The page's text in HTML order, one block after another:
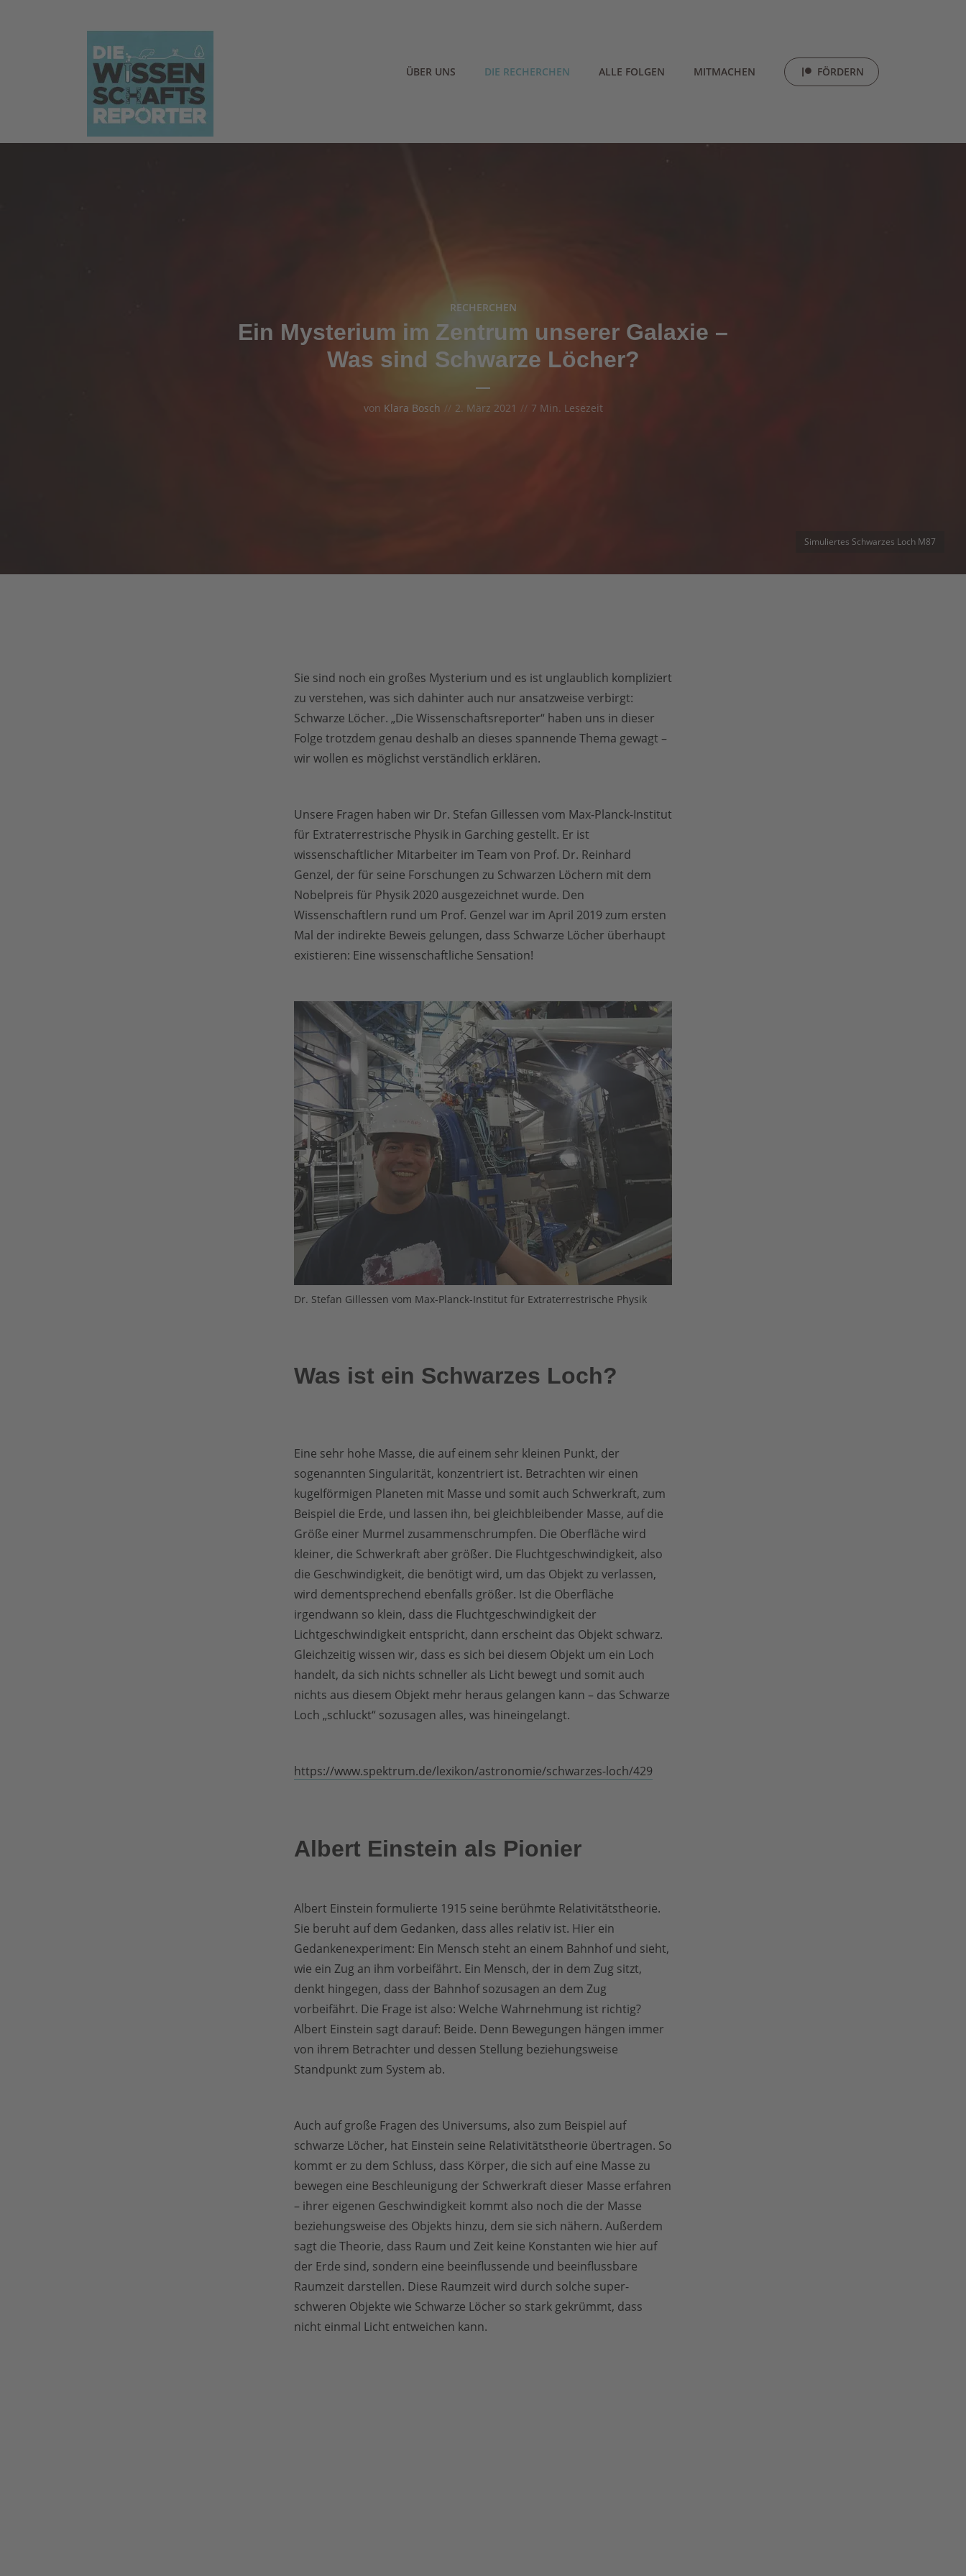
ÜBER UNS DIE RECHERCHEN ALLE FOLGEN MITMACHEN FÖRDERN
RECHERCHEN
Ein Mysterium im Zentrum unserer Galaxie –
Was sind Schwarze Löcher?
von Klara Bosch 2. März 2021 7 Min. Lesezeit
Simuliertes Schwarzes Loch M87
Sie sind noch ein großes Mysterium und es ist unglaublich kompliziert
zu verstehen, was sich dahinter auch nur ansatzweise verbirgt:
Schwarze Löcher. „Die Wissenschaftsreporter“ haben uns in dieser
Folge trotzdem genau deshalb an dieses spannende Thema gewagt –
wir wollen es möglichst verständlich erklären.
Unsere Fragen haben wir Dr. Stefan Gillessen vom Max-Planck-Institut
für Extraterrestrische Physik in Garching gestellt. Er ist
wissenschaftlicher Mitarbeiter im Team von Prof. Dr. Reinhard
Genzel, der für seine Forschungen zu Schwarzen Löchern mit dem
Nobelpreis für Physik 2020 ausgezeichnet wurde. Den
Wissenschaftlern rund um Prof. Genzel war im April 2019 zum ersten
Mal der indirekte Beweis gelungen, dass Schwarze Löcher überhaupt
existieren: Eine wissenschaftliche Sensation!
Dr. Stefan Gillessen vom Max-Planck-Institut für Extraterrestrische Physik
Was ist ein Schwarzes Loch?
Eine sehr hohe Masse, die auf einem sehr kleinen Punkt, der
sogenannten Singularität, konzentriert ist. Betrachten wir einen
kugelförmigen Planeten mit Masse und somit auch Schwerkraft, zum
Beispiel die Erde, und lassen ihn, bei gleichbleibender Masse, auf die
Größe einer Murmel zusammenschrumpfen. Die Oberfläche wird
kleiner, die Schwerkraft aber größer. Die Fluchtgeschwindigkeit, also
die Geschwindigkeit, die benötigt wird, um das Objekt zu verlassen,
wird dementsprechend ebenfalls größer. Ist die Oberfläche
irgendwann so klein, dass die Fluchtgeschwindigkeit der
Lichtgeschwindigkeit entspricht, dann erscheint das Objekt schwarz.
Gleichzeitig wissen wir, dass es sich bei diesem Objekt um ein Loch
handelt, da sich nichts schneller als Licht bewegt und somit auch
nichts aus diesem Objekt mehr heraus gelangen kann – das Schwarze
Loch „schluckt“ sozusagen alles, was hineingelangt.
https://www.spektrum.de/lexikon/astronomie/schwarzes-loch/429
Albert Einstein als Pionier
Albert Einstein formulierte 1915 seine berühmte Relativitätstheorie.
Sie beruht auf dem Gedanken, dass alles relativ ist. Hier ein
Gedankenexperiment: Ein Mensch steht an einem Bahnhof und sieht,
wie ein Zug an ihm vorbeifährt. Ein Mensch, der in dem Zug sitzt,
denkt hingegen, dass der Bahnhof sozusagen an dem Zug
vorbeifährt. Die Frage ist also: Welche Wahrnehmung ist richtig?
Albert Einstein sagt darauf: Beide. Denn Bewegungen hängen immer
von ihrem Betrachter und dessen Stellung beziehungsweise
Standpunkt zum System ab.
Auch auf große Fragen des Universums, also zum Beispiel auf
schwarze Löcher, hat Einstein seine Relativitätstheorie übertragen. So
kommt er zu dem Schluss, dass Körper, die sich auf eine Masse zu
bewegen eine Beschleunigung der Schwerkraft dieser Masse erfahren
– ihrer eigenen Geschwindigkeit kommt also noch die der Masse
beziehungsweise des Objekts hinzu, dem sie sich nähern. Außerdem
sagt die Theorie, dass Raum und Zeit keine Konstanten wie hier auf
der Erde sind, sondern eine beeinflussende und beeinflussbare
Raumzeit darstellen. Diese Raumzeit wird durch solche super-
schweren Objekte wie Schwarze Löcher so stark gekrümmt, dass
nicht einmal Licht entweichen kann.